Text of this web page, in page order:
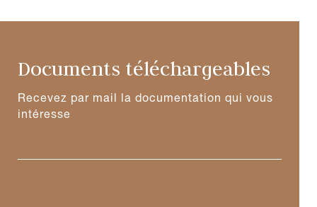
Documents téléchargeables
Recevez par mail la documentation qui vous
intéresse